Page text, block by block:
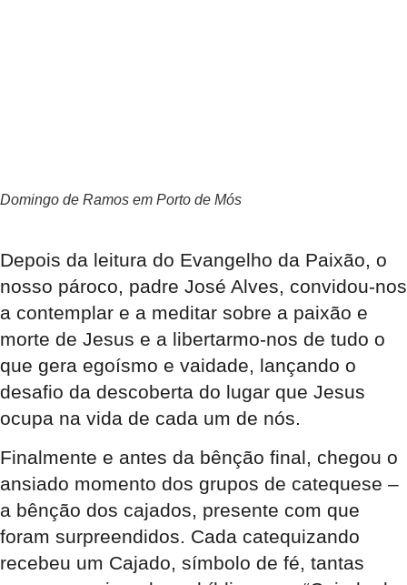
Domingo de Ramos em Porto de Mós
Depois da leitura do Evangelho da Paixão, o
nosso pároco, padre José Alves, convidou-nos
a contemplar e a meditar sobre a paixão e
morte de Jesus e a libertarmo-nos de tudo o
que gera egoísmo e vaidade, lançando o
desafio da descoberta do lugar que Jesus
ocupa na vida de cada um de nós.
Finalmente e antes da bênção final, chegou o
ansiado momento dos grupos de catequese –
a bênção dos cajados, presente com que
foram surpreendidos. Cada catequizando
recebeu um Cajado, símbolo de fé, tantas